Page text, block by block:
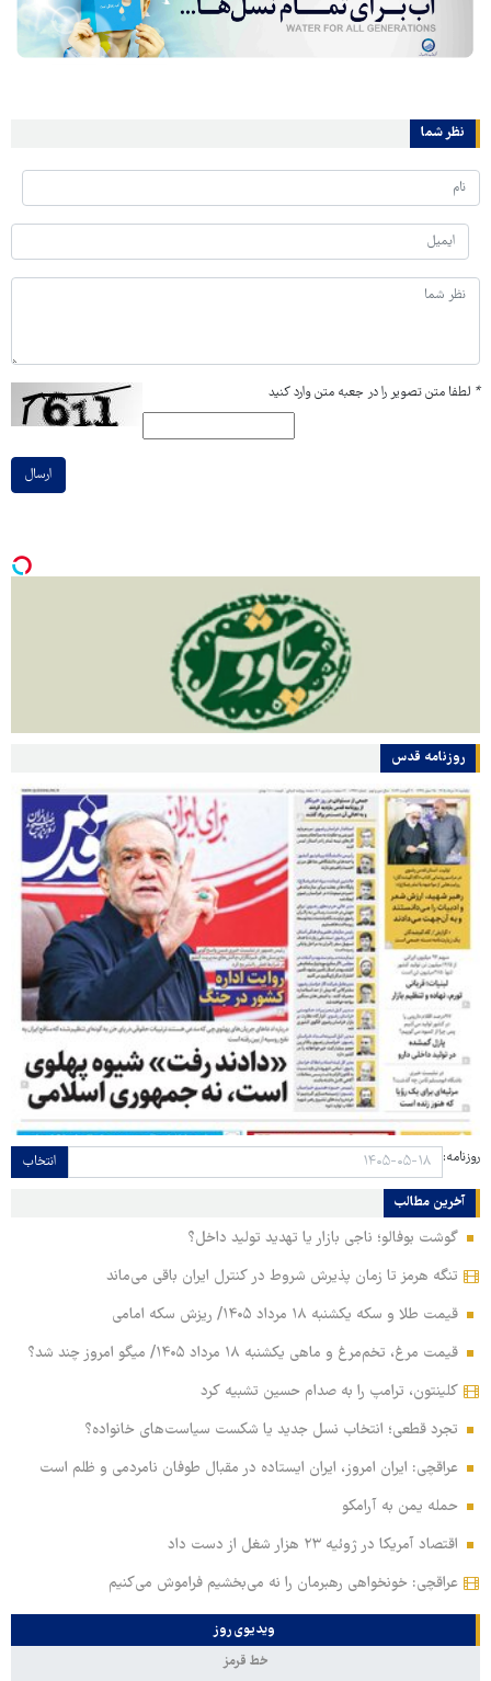
نظر شما
* لطفا متن تصویر را در جعبه متن وارد کنید
ارسال
روزنامه قدس
روزنامه: انتخاب
آخرین مطالب
گوشت بوفالو؛ ناجی بازار یا تهدید تولید داخل؟
تنگه هرمز تا زمان پذیرش شروط در کنترل ایران باقی می‌ماند
قیمت طلا و سکه یکشنبه ۱۸ مرداد ۱۴۰۵/ ریزش سکه امامی
قیمت مرغ، تخم‌مرغ و ماهی یکشنبه ۱۸ مرداد ۱۴۰۵/ میگو امروز چند شد؟
کلینتون، ترامپ را به صدام حسین تشبیه کرد
تجرد قطعی؛ انتخاب نسل جدید یا شکست سیاست‌های خانواده؟
عراقچی: ایران امروز، ایران ایستاده در مقبال طوفان نامردمی و ظلم است
حمله یمن به آرامکو
اقتصاد آمریکا در ژوئیه ۲۳ هزار شغل از دست داد
عراقچی: خونخواهی رهبرمان را نه می‌بخشیم فراموش می‌کنیم
ویدیوی روز
خط قرمز